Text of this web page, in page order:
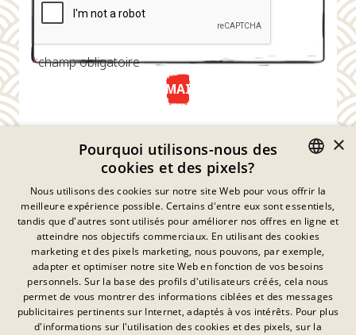
*champ obligatoire
ENVOYER MAINTENANT
Déclaration De Confidentialité
Empreinte
Mentions Légales
Contact
GERMAN
FRENCH
DANISH
SWEDISH
HUNGARIAN
×
Pourquoi utilisons-nous des
cookies et des pixels?
Nous utilisons des cookies sur notre site Web pour vous offrir la
meilleure expérience possible. Certains d'entre eux sont essentiels,
tandis que d'autres sont utilisés pour améliorer nos offres en ligne et
atteindre nos objectifs commerciaux. En utilisant des cookies
marketing et des pixels marketing, nous pouvons, par exemple,
adapter et optimiser notre site Web en fonction de vos besoins
personnels. Sur la base des profils d'utilisateurs créés, cela nous
permet de vous montrer des informations ciblées et des messages
publicitaires pertinents sur Internet, adaptés à vos intérêts. Pour plus
d'informations sur l'utilisation des cookies et des pixels, sur la